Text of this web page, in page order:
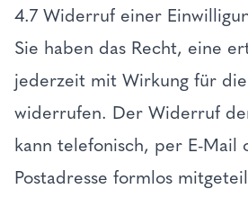
4.7 Widerruf einer
Sie haben das Recht, eine
jederzeit mit Wirkung für
widerrufen. Der Widerruf
kann telefonisch, per E-Mail
Postadresse formlos